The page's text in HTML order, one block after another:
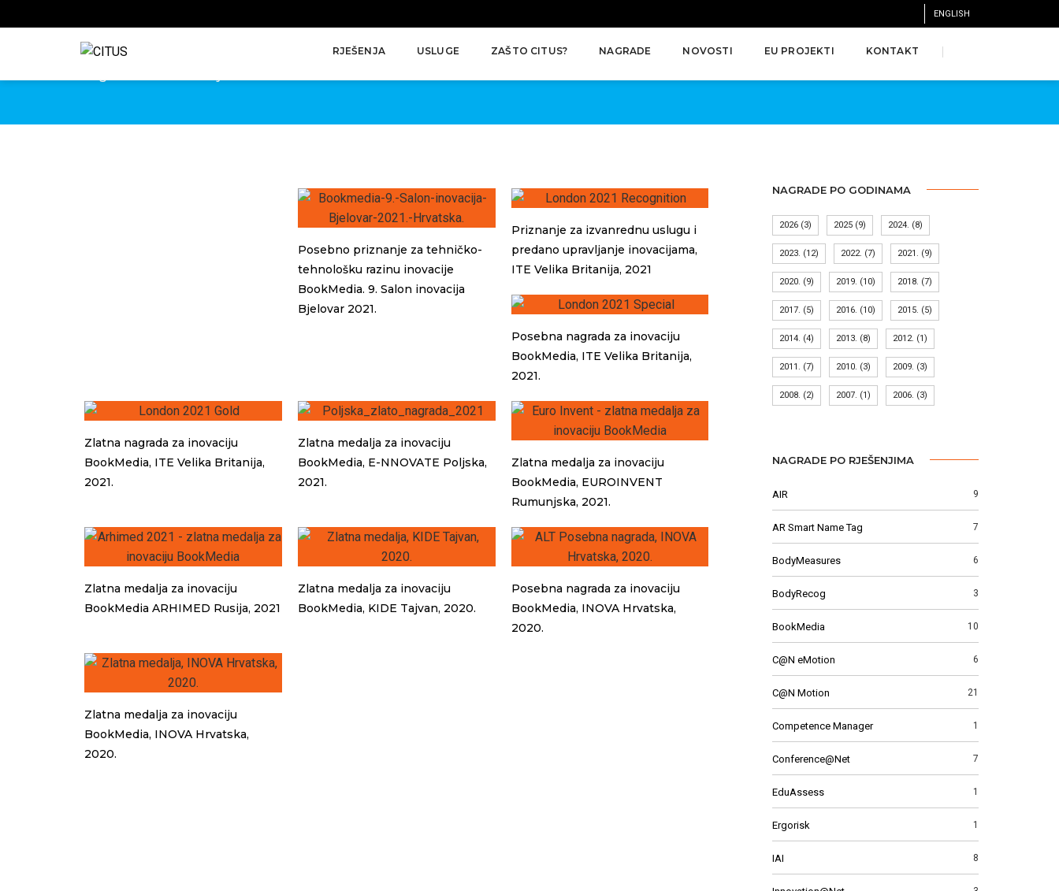
ENGLISH
RJEŠENJA USLUGE ZAŠTO CITUS? NAGRADE NOVOSTI EU PROJEKTI KONTAKT
BOOKMEDIA
Posebno priznanje za tehničko-
tehnološku razinu inovacije
BookMedia. 9. Salon inovacija
Bjelovar 2021.
Priznanje za izvanrednu uslugu i
predano upravljanje inovacijama,
ITE Velika Britanija, 2021
Posebna nagrada za inovaciju
BookMedia, ITE Velika Britanija,
2021.
Zlatna nagrada za inovaciju
BookMedia, ITE Velika Britanija,
2021.
Zlatna medalja za inovaciju
BookMedia, E-NNOVATE Poljska,
2021.
Zlatna medalja za inovaciju
BookMedia, EUROINVENT
Rumunjska, 2021.
Zlatna medalja za inovaciju
BookMedia ARHIMED Rusija, 2021
Zlatna medalja za inovaciju
BookMedia, KIDE Tajvan, 2020.
Posebna nagrada za inovaciju
BookMedia, INOVA Hrvatska,
2020.
Zlatna medalja za inovaciju
BookMedia, INOVA Hrvatska,
2020.
NAGRADE PO GODINAMA
2026(3) 2025(9) 2024. (8)
2023. (12) 2022. (7) 2021. (9)
2020. (9) 2019. (10) 2018. (7)
2017. (5) 2016. (10) 2015. (5)
2014. (4) 2013. (8) 2012. (1)
2011. (7) 2010. (3) 2009. (3)
2008. (2) 2007. (1) 2006. (3)
NAGRADE PO RJEŠENJIMA
AIR 9
AR Smart Name Tag 7
BodyMeasures 6
BodyRecog 3
BookMedia 10
C@N eMotion 6
C@N Motion 21
Competence Manager 1
Conference@Net 7
EduAssess 1
Ergorisk 1
IAI 8